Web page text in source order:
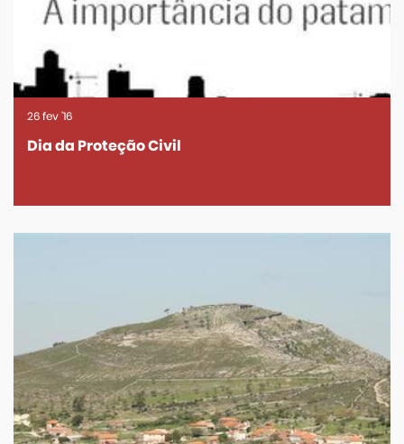
Dia da Proteção Civil
26fev'16